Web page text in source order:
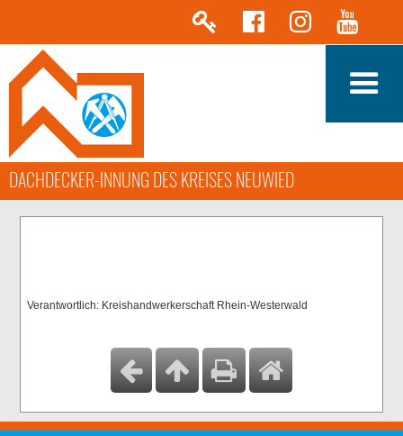
DACHDECKER-INNUNG DES KREISES NEUWIED
Verantwortlich: Kreishandwerkerschaft Rhein-Westerwald